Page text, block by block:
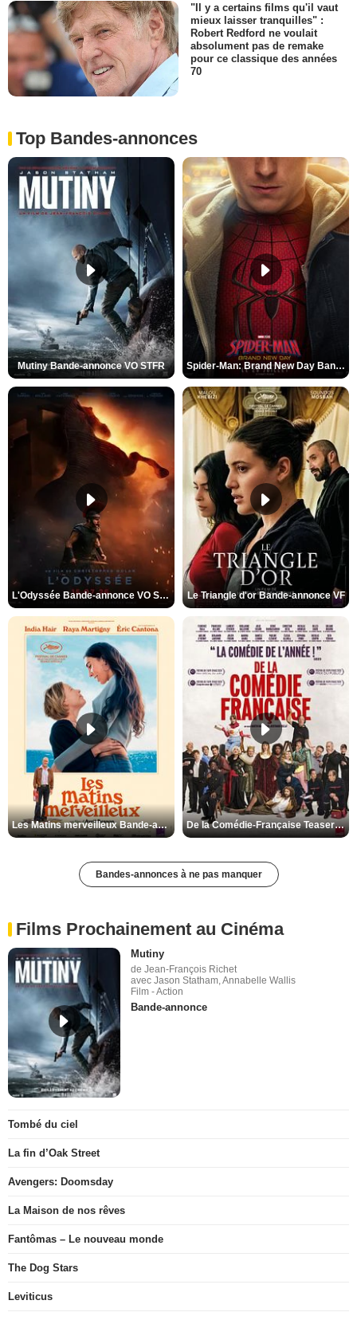
"Il y a certains films qu'il vaut
mieux laisser tranquilles" :
Robert Redford ne voulait
absolument pas de remake
pour ce classique des années
70
Top Bandes-annonces
Mutiny Bande-annonce VO STFR Spider-Man: Brand New Day Bande-annonce VO STFR
L'Odyssée Bande-annonce VO STFR Le Triangle d'or Bande-annonce VF
Les Matins merveilleux Bande-annonce VF De la Comédie-Française Teaser VF
Bandes-annonces à ne pas manquer
Films Prochainement au Cinéma
Mutiny
de Jean-François Richet
avec Jason Statham, Annabelle Wallis
Film - Action
Bande-annonce
Tombé du ciel
La fin d’Oak Street
Avengers: Doomsday
La Maison de nos rêves
Fantômas – Le nouveau monde
The Dog Stars
Leviticus